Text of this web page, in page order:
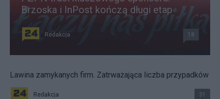
Brzoska i InPost kończą długi etap
Redakcja 18
Lawina zamykanych firm. Zatrważająca liczba przypadków
Redakcja 31